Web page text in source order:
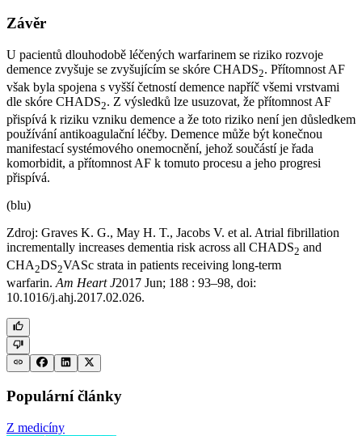
Závěr
U pacientů dlouhodobě léčených warfarinem se riziko rozvoje
demence zvyšuje se zvyšujícím se skóre CHADS2. Přítomnost AF
však byla spojena s vyšší četností demence napříč všemi vrstvami
dle skóre CHADS2. Z výsledků lze usuzovat, že přítomnost AF
přispívá k riziku vzniku demence a že toto riziko není jen důsledkem
používání antikoagulační léčby. Demence může být konečnou
manifestací systémového onemocnění, jehož součástí je řada
komorbidit, a přítomnost AF k tomuto procesu a jeho progresi
přispívá.
(blu)
Zdroj: Graves K. G., May H. T., Jacobs V. et al. Atrial fibrillation
incrementally increases dementia risk across all CHADS2 and
CHA2DS2VASc strata in patients receiving long-term
warfarin. Am Heart J2017 Jun; 188 : 93–98, doi:
10.1016/j.ahj.2017.02.026.
Populární články
Z medicíny